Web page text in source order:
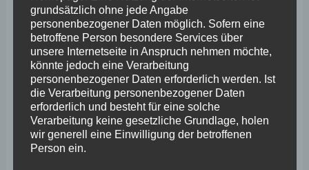
Bundesregierung entsprechend dem vorgelegten
Koalitionsvertrag handelt und bald die großangelegte
Flankierung für Infrastrukturprojekte kommt. Allerdings
reicht es in meinen Augen nicht, einfach mit der
Gießkanne überall den warmen Geldregen niedergehen
zu lassen. Koblenz ist alleine schon mit den beiden
Brückenbauprojekten deutlich stärker belastet als viele
grundsätzlich ohne jede Angabe
personenbezogener Daten möglich. Sofern eine
betroffene Person besondere Services über
unsere Internetseite in Anspruch nehmen möchte,
könnte jedoch eine Verarbeitung
personenbezogener Daten erforderlich werden. Ist
die Verarbeitung personenbezogener Daten
erforderlich und besteht für eine solche
Verarbeitung keine gesetzliche Grundlage, holen
wir generell eine Einwilligung der betroffenen
Person ein.